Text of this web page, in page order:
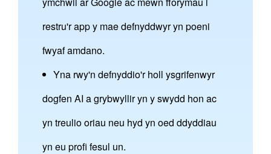
restru'r app y mae defnyddwyr yn poeni
fwyaf amdano.
Yna rwy'n defnyddio'r holl ysgrifenwyr
dogfen AI a grybwyllir yn y swydd hon ac
yn treulio oriau neu hyd yn oed ddyddiau
yn eu profi fesul un.